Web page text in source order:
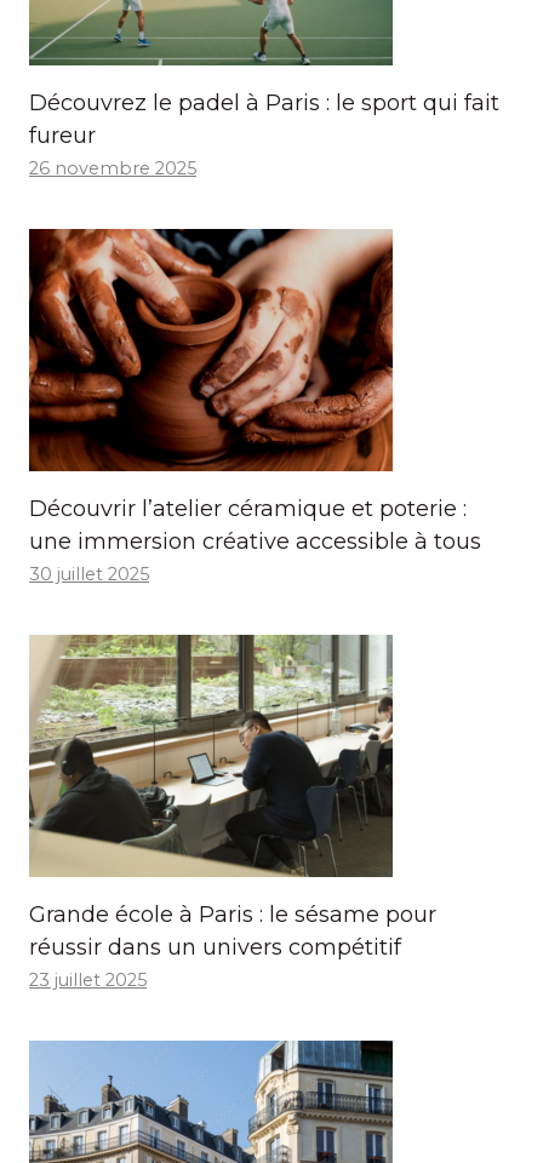
Découvrez le padel à Paris : le sport qui fait
fureur
26 novembre 2025
Découvrir l’atelier céramique et poterie :
une immersion créative accessible à tous
30 juillet 2025
Grande école à Paris : le sésame pour
réussir dans un univers compétitif
23 juillet 2025